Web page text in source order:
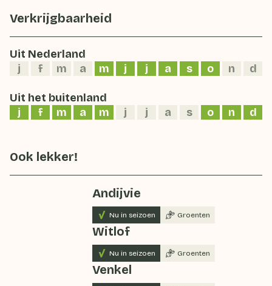
Verkrijgbaarheid
Uit Nederland
j
f m a m j j a s o n d
Uit het buitenland
j
f m a m j j a s o n d
Ook lekker!
Andijvie
Nu in seizoen Groenten
Witlof
Nu in seizoen Groenten
Venkel